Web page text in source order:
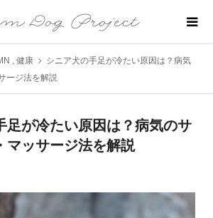
, 健康
シニア犬の手足が冷たい原因は？病気
ージ法を解説
足が冷たい原因は？病気のサ
マッサージ法を解説